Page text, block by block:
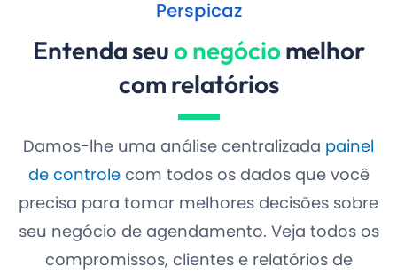
Perspicaz
Entenda seuo negóciomelhor
com relatórios
Damos-lhe uma análise centralizada painel
de controlecom todos os dados que você
precisa para tomar melhores decisões sobre
seu negócio de agendamento. Veja todos os
compromissos, clientes e relatórios de